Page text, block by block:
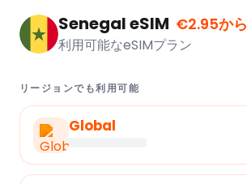
Senegal eSIM €2.95から
利用可能なeSIMプラン
リージョンでも利用可能
Global